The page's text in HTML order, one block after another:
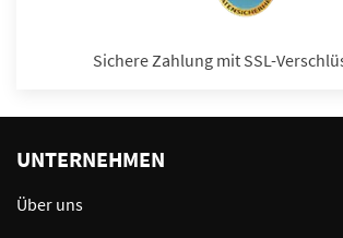
Sichere Zahlung mit SSL-
UNTERNEHMEN
Über uns